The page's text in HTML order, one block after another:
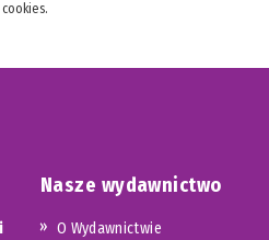
cookies.
Nasze wydawnictwo
O Wydawnictwie